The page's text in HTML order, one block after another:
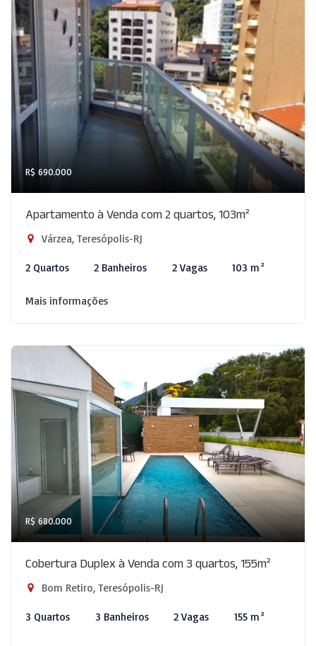
R$ 690.000
Apartamento à Venda com 2 quartos, 103m²
Várzea, Teresópolis-RJ
2 Quartos 2 Banheiros 2 Vagas 103 m²
Mais informações
R$ 680.000
Cobertura Duplex à Venda com 3 quartos, 155m²
Bom Retiro, Teresópolis-RJ
3 Quartos 3 Banheiros 2 Vagas 155 m²